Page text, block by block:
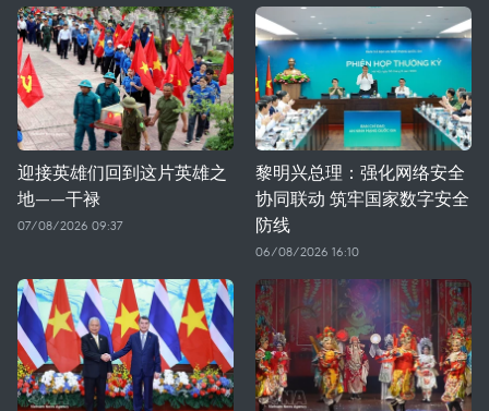
迎接英雄们回到这片英雄之
地——干禄
07/08/2026 09:37
黎明兴总理：强化网络安全
协同联动 筑牢国家数字安全
防线
06/08/2026 16:10